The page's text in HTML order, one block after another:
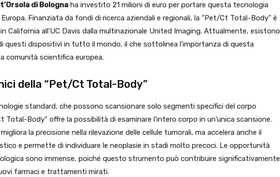
di Bologna ha investito 21 milioni di euro per portare questa tecnologia
Europa. Finanziata da fondi di ricerca aziendali e regionali, la “Pet/Ct Total-Body” è
California all’UC Davis dalla multinazionale United Imaging. Attualmente, esistono
questi dispositivi in tutto il mondo, il che sottolinea l’importanza di questa
comunità scientifica europea.
della “Pet/Ct Total-Body”
standard, che possono scansionare solo segmenti specifici del corpo
Total-Body” offre la possibilità di esaminare l’intero corpo in un’unica scansione.
la precisione nella rilevazione delle cellule tumorali, ma accelera anche il
e permette di individuare le neoplasie in stadi molto precoci. Le opportunità
sono immense, poiché questo strumento può contribuire significativamente
farmaci e trattamenti mirati.